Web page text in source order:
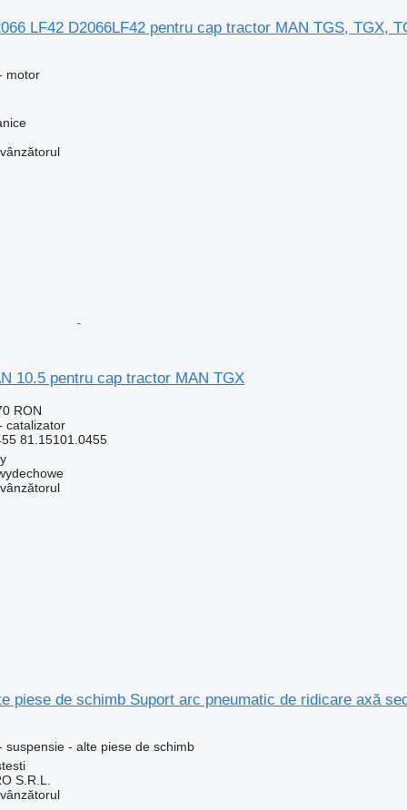
LF42 D2066LF42 pentru cap tractor MAN TGS, TGX,
motor
10.5 pentru cap tractor MAN TGX
RON
catalizator
81.15101.0455
piese de schimb Suport arc pneumatic de ridicare axă
suspensie - alte piese de schimb
S.R.L.